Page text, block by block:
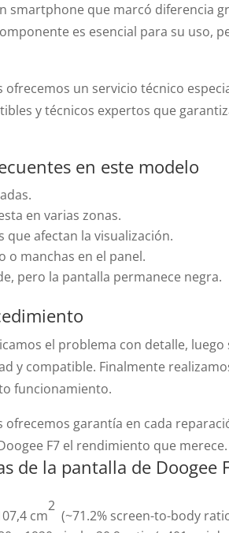
smartphone que marcó diferencia
es esencial para su uso,
ofrecemos un servicio técnico
y técnicos expertos que
en este modelo
en varias zonas.
que afectan la visualización.
o manchas en el panel.
pero la pantalla permanece negra.
el problema con detalle,
y compatible. Finalmente
funcionamiento.
ofrecemos garantía en cada
F7 el rendimiento que merece.
de la pantalla de Doogee
cm
2
(~71.2% screen-to-body